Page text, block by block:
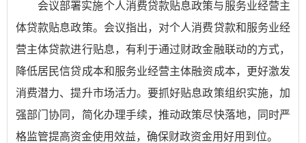
会议部署实施个人消费贷款贴息政策与服务业经营主
体贷款贴息政策。会议指出，对个人消费贷款和服务业经
营主体贷款进行贴息，有利于通过财政金融联动的方式，
降低居民信贷成本和服务业经营主体融资成本，更好激发
消费潜力、提升市场活力。要抓好贴息政策组织实施，加
强部门协同，简化办理手续，推动政策尽快落地，同时严
格监管提高资金使用效益，确保财政资金用好用到位。